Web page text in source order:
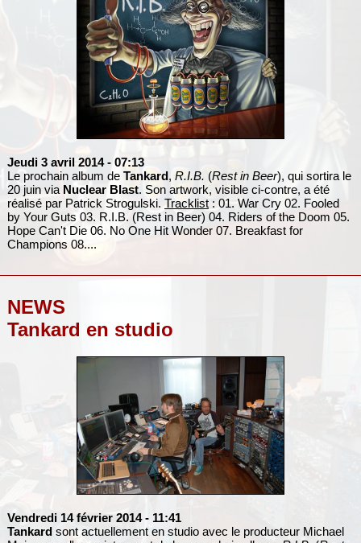
Jeudi 3 avril 2014 - 07:13
Le prochain album de Tankard, R.I.B. (Rest in Beer), qui sortira le
20 juin via Nuclear Blast. Son artwork, visible ci-contre, a été
réalisé par Patrick Strogulski. Tracklist: 01. War Cry 02. Fooled
by Your Guts 03. R.I.B. (Rest in Beer) 04. Riders of the Doom 05.
Hope Can't Die 06. No One Hit Wonder 07. Breakfast for
Champions 08....
NEWS
Tankard en studio
Vendredi 14 février 2014 - 11:41
Tankardsont actuellement en studio avec le producteur Michael